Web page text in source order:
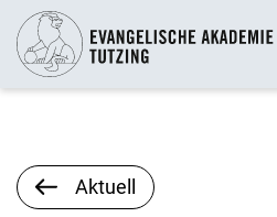
Aktuell